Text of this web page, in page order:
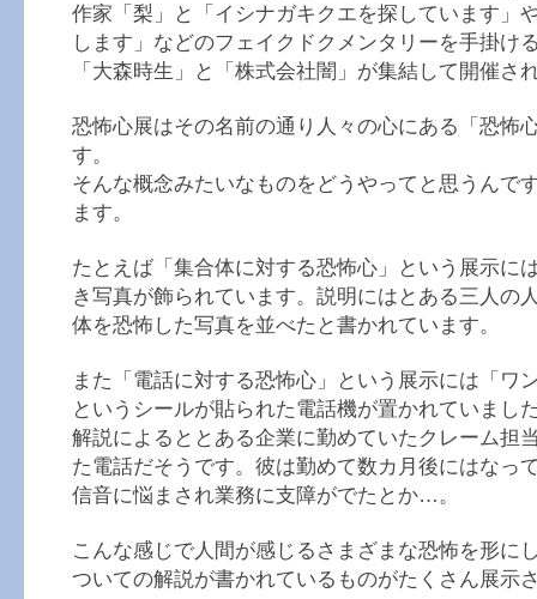
作家「梨」と「イシナガキクエを探しています」
します」などのフェイクドクメンタリーを手掛け
「大森時生」と「株式会社闇」が集結して開催さ
恐怖心展はその名前の通り人々の心にある「恐怖
す。
そんな概念みたいなものをどうやってと思うんで
ます。
たとえば「集合体に対する恐怖心」という展示に
き写真が飾られています。説明にはとある三人の
体を恐怖した写真を並べたと書かれています。
また「電話に対する恐怖心」という展示には「ワ
というシールが貼られた電話機が置かれていまし
解説によるととある企業に勤めていたクレーム担
た電話だそうです。彼は勤めて数カ月後にはなっ
信音に悩まされ業務に支障がでたとか…。
こんな感じで人間が感じるさまざまな恐怖を形に
ついての解説が書かれているものがたくさん展示